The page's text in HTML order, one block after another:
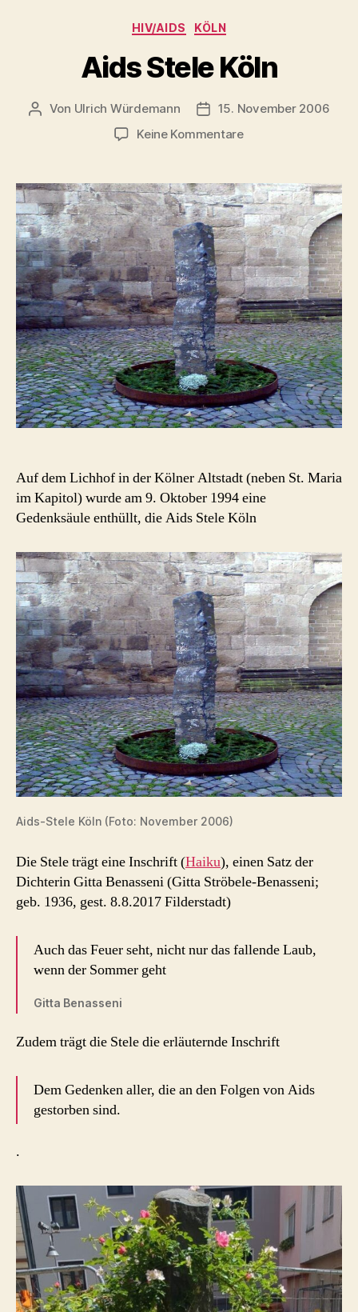
Kategorien
HIV/AIDS KÖLN
Aids Stele Köln
Beitragsautor
Von Ulrich Würdemann Beitragsdatum
15. November 2006
Keine Kommentarezu
Köln
Auf dem Lichhof in der Kölner Altstadt (neben St. Maria
im Kapitol) wurde am 9. Oktober 1994 eine
Gedenksäule enthüllt, die Aids Stele Köln
Aids-Stele Köln (Foto: November 2006)
Die Stele trägt eine Inschrift (Haiku), einen Satz der
Dichterin Gitta Benasseni (Gitta Ströbele-Benasseni;
geb. 1936, gest. 8.8.2017 Filderstadt)
Auch das Feuer seht, nicht nur das fallende Laub,
wenn der Sommer geht
Gitta Benasseni
Zudem trägt die Stele die erläuternde Inschrift
Dem Gedenken aller, die an den Folgen von Aids
gestorben sind.
.